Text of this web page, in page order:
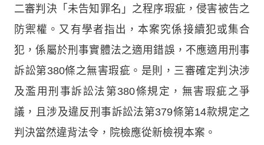
二審判決「未告知罪名」之程序瑕疵，侵害被告之
防禦權。又有學者指出，本案究係接續犯或集合
犯，係屬於刑事實體法之適用錯誤，不應適用刑事
訴訟第380條之無害瑕疵。是則，三審確定判決涉
及濫用刑事訴訟法第380條規定，無害瑕疵之爭
議，且涉及違反刑事訴訟法第379條第14款規定之
判決當然違背法令，院檢應從新檢視本案。